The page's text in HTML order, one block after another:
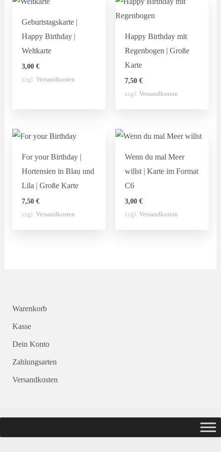
Geburtstagskarte |
Happy Birthday |
Weltkarte
3,00 €
zzgl. Versandkosten
Happy Birthday mit
Regenbogen | Große
Karte
7,50€
zzgl.Versandkosten
For your Birthday |
Hortensien in Blau und
Lila | Große Karte
7,50 €
zzgl. Versandkosten
Wenn du mal Meer
willst | Karte im Format
C6
3,00€
zzgl.Versandkosten
Warenkorb
Kasse
Dein Konto
Zahlungsarten
Versandkosten